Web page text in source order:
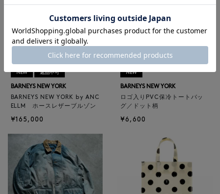
NEW 返品不可
BARNEYS NEW YORK
BARNEYS NEW YORK by ANC
ELLM ホースレザーブルゾン
¥165,000
NEW
BARNEYS NEW YORK
ロゴ入りPVC保冷トートバッ
グ／ドット柄
¥6,600